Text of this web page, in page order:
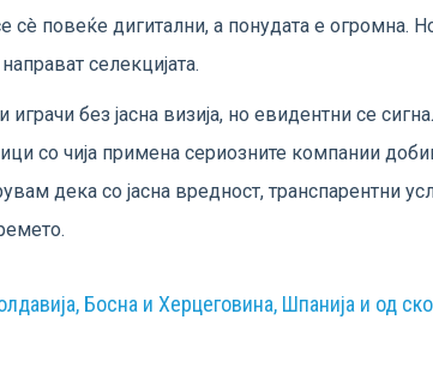
повеќе дигитални, а понудата е огромна.
селекцијата.
без јасна визија, но евидентни се
со чија примена сериозните компании
дека со јасна вредност, транспарентни
Босна и Херцеговина, Шпанија и од